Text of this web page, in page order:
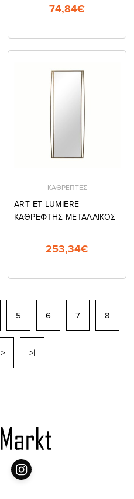
74,84€
ΚΑΘΡΕΠΤΕΣ
ART ET LUMIERE
ΚΑΘΡΕΦΤΗΣ ΜΕΤΑΛΛΙΚΟΣ
253,34€
5 6 7 8
> >|